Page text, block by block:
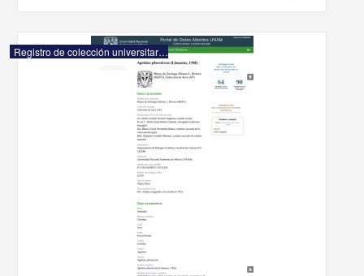
Registro de colección universitaria